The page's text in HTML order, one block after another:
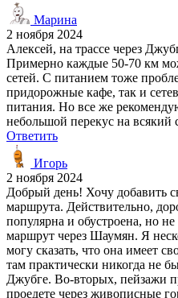
Марина
2 ноября 2024
Алексей, на трассе через
Примерно каждые 50-70 км
сетей. С питанием тоже
придорожные кафе, так и
питания. Но все же
небольшой перекус на всякий
Ответить
Игорь
2 ноября 2024
Добрый день! Хочу добавить
маршрута. Действительно,
популярна и обустроена, но
маршрут через Шаумян. Я
могу сказать, что она имеет
там практически никогда не
Джубге. Во-вторых, пейзажи
проедете через живописные